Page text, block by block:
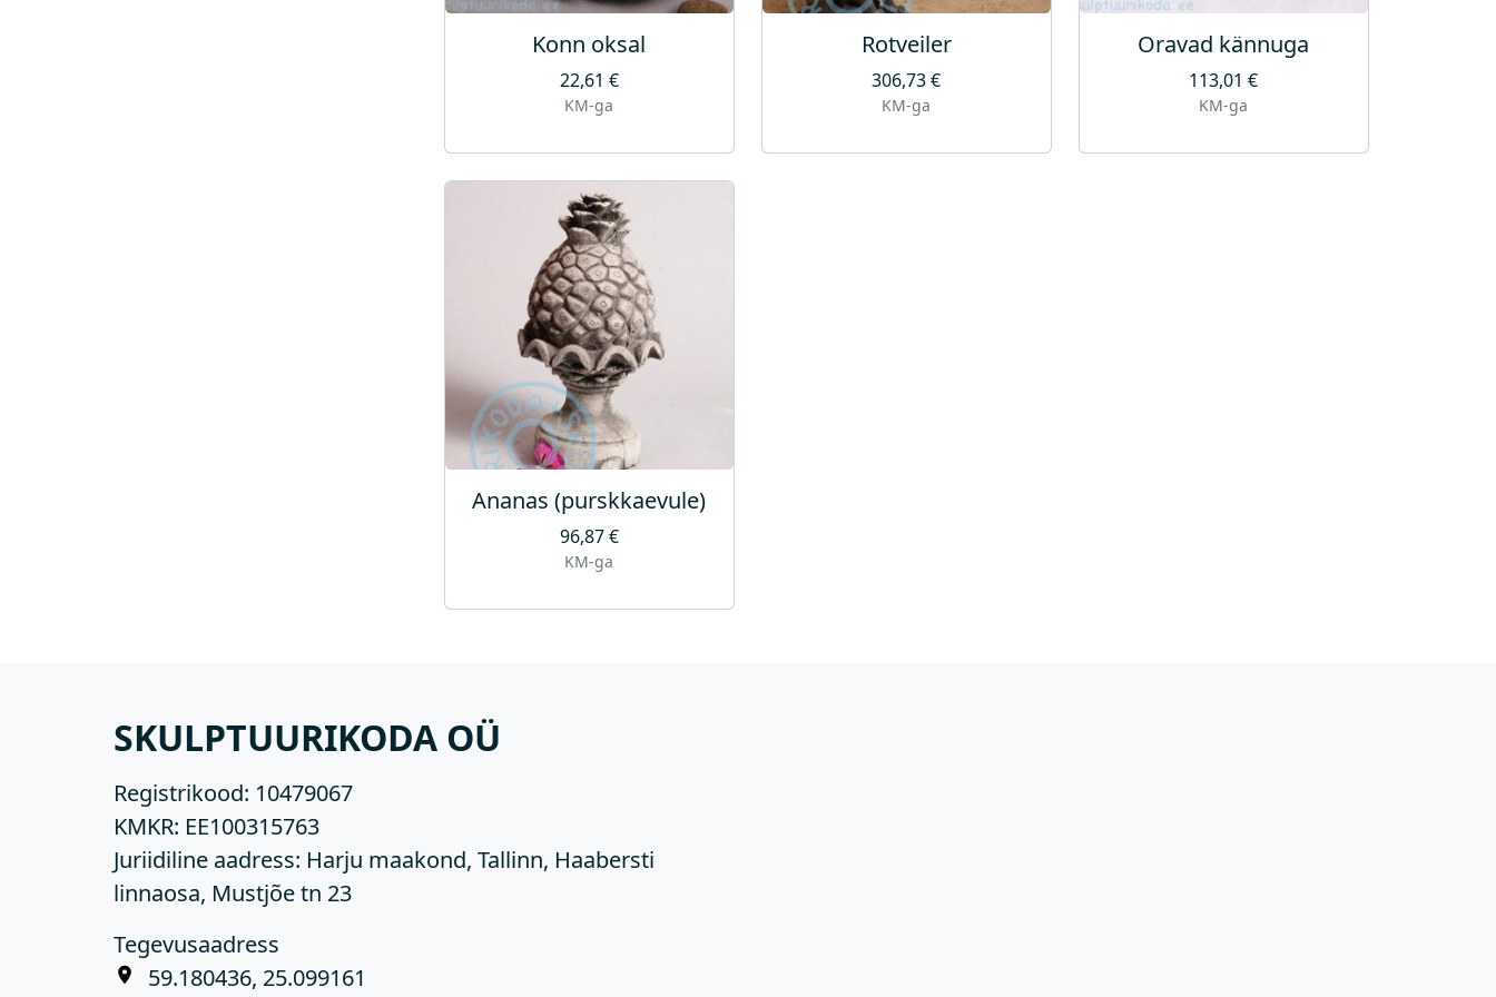
Konn oksal
22,61 €
KM-ga
Rotveiler
306,73€
KM-ga
Oravad kännuga
113,01€
KM-ga
Ananas (purskkaevule)
96,87€
KM-ga
SKULPTUURIKODA OÜ
Registrikood: 10479067
KMKR: EE100315763
Juriidiline aadress: Harju maakond, Tallinn, Haabersti
linnaosa, Mustjõe tn 23
Tegevusaadress
59.180436, 25.099161